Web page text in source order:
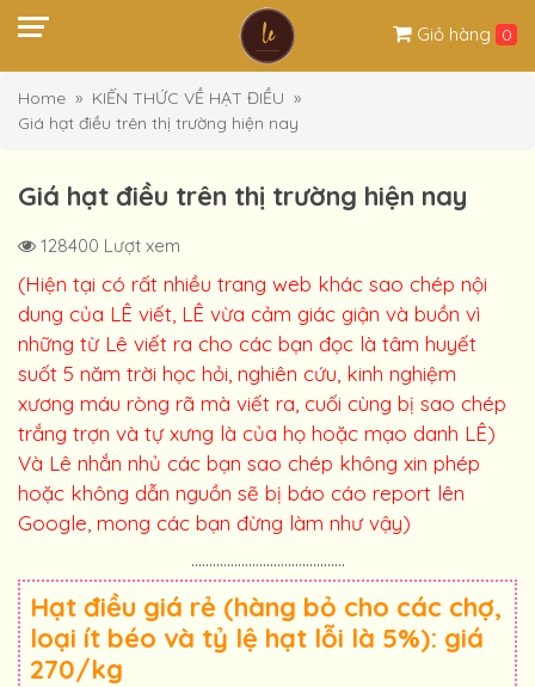
Giỏ hàng 0
Home
KIẾN THỨC VỀ HẠT ĐIỀU
Giá hạt điều trên thị trường hiện nay
Giá hạt điều trên thị trường hiện nay
128400 Lượt xem
(Hiện tại có rất nhiều trang web khác sao chép nội
dung của LÊ viết, LÊ vừa cảm giác giận và buồn vì
những từ Lê viết ra cho các bạn đọc là tâm huyết
suốt 5 năm trời học hỏi, nghiên cứu, kinh nghiệm
xương máu ròng rã mà viết ra, cuối cùng bị sao chép
trắng trợn và tự xưng là của họ hoặc mạo danh LÊ)
Và Lê nhắn nhủ các bạn sao chép không xin phép
hoặc không dẫn nguồn sẽ bị báo cáo report lên
Google, mong các bạn đừng làm như vậy)
...........................................
Hạt điều giá rẻ (hàng bỏ cho các chợ,
loại ít béo và tỷ lệ hạt lỗi là 5%): giá
270/kg